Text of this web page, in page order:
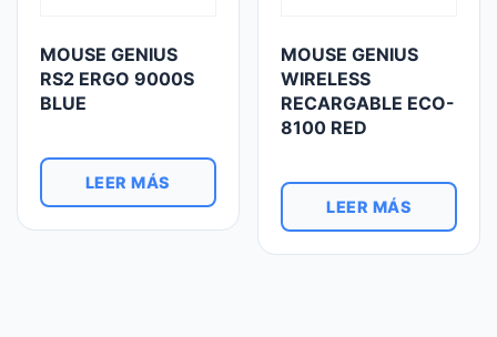
MOUSE GENIUS
RS2 ERGO 9000S
BLUE
LEER MÁS
MOUSE GENIUS
WIRELESS
RECARGABLE ECO-
8100 RED
LEER MÁS